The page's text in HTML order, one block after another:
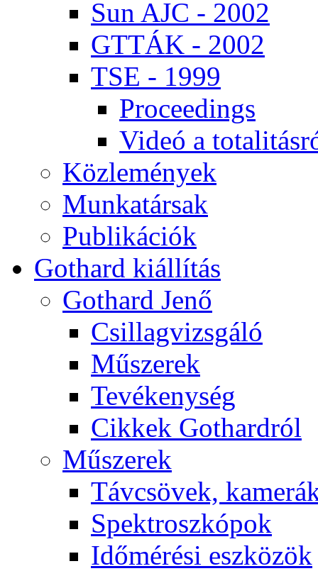
Sun AJC - 2002
GT­TÁK - 2002
TSE - 1999
Pro­ce­e­dings
Vi­deó a
Köz­le­mé­nyek
Mun­ka­tár­sak
Pub­li­ká­ci­ók
Got­hard ki­ál­lí­tás
Got­hard Je­nő
Csil­lag­vizs­gá­ló
Mű­sze­rek
Te­vé­keny­ség
Cik­kek Got­hard­ról
Mű­sze­rek
Táv­csö­vek,
Spekt­rosz­kó­pok
Idő­mé­ré­si esz­kö­zök